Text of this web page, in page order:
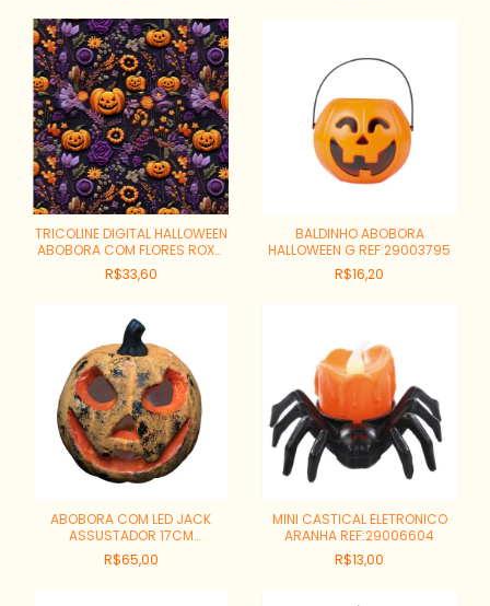
TRICOLINE DIGITAL HALLOWEEN
ABOBORA COM FLORES ROXO
E LARANJA REF:9017-E490
R$33,60
BALDINHO ABOBORA
HALLOWEEN G REF:29003795
R$16,20
ABOBORA COM LED JACK
ASSUSTADOR 17CM
REF:29003599
R$65,00
MINI CASTICAL ELETRONICO
ARANHA REF:29006604
R$13,00